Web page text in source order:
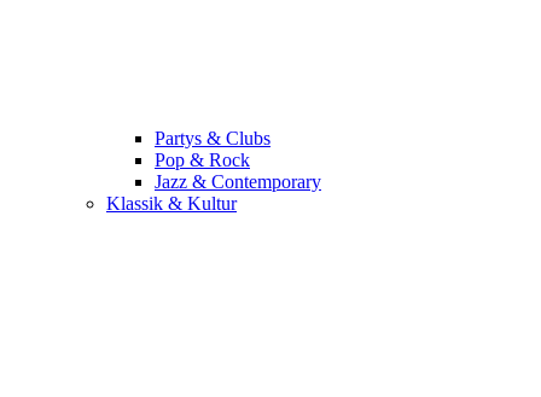
Partys & Clubs
Pop & Rock
Jazz & Contemporary
Klassik & Kultur